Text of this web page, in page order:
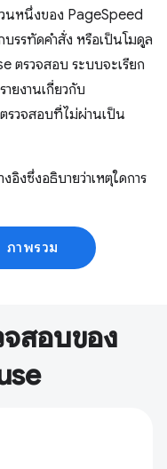
นหนึ่งของ PageSpeed
รรทัดคำสั่ง หรือเป็นโมดูล
ตรวจสอบ ระบบจะเรียก
ยงานเกี่ยวกับ
รวจสอบที่ไม่ผ่านเป็น
อิงซึ่งอธิบายว่าเหตุใดการ
ภาพรวม
สอบของ